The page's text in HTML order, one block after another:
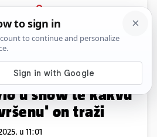
PRIJAVA
Show Komentari
Miloša otkrio
u show te kakvu
on traži
u 11:01